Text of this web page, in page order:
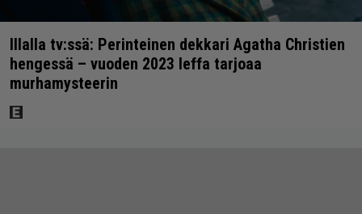
Illalla tv:ssä: Perinteinen dekkari Agatha Christien
hengessä – vuoden 2023 leffa tarjoaa
murhamysteerin